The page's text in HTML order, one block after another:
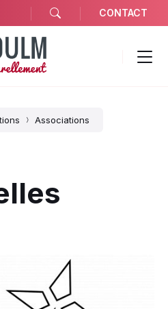
CONTACT
Associations